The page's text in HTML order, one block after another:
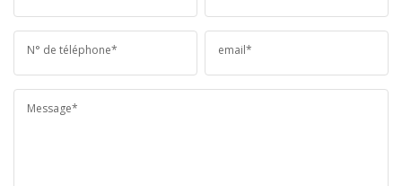
N° de téléphone* email*
Message*